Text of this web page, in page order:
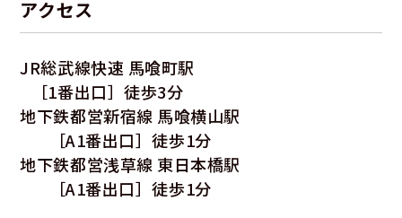
アクセス
JR総武線快速 馬喰町駅
［1番出口］徒歩3分
地下鉄都営新宿線 馬喰横山駅
［A1番出口］徒歩1分
地下鉄都営浅草線 東日本橋駅
［A1番出口］徒歩1分